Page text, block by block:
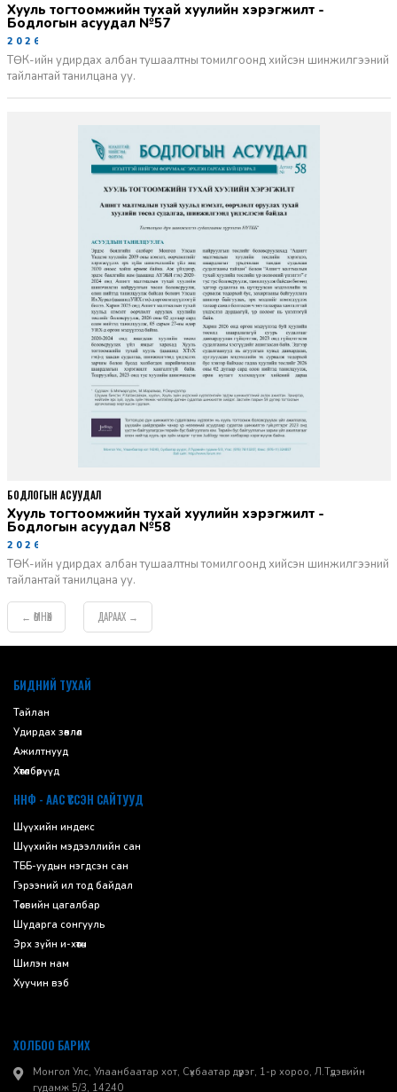
Хууль тогтоомжийн тухай хуулийн хэрэгжилт -
Бодлогын асуудал №57
2026-06-02
ТӨК-ийн удирдах албан тушаалтны томилгоонд хийсэн шинжилгээний
тайлантай танилцана уу.
Хууль тогтоомжийн тухай хуулийн хэрэгжилт -
Бодлогын асуудал №58
2026-06-02
ТӨК-ийн удирдах албан тушаалтны томилгоонд хийсэн шинжилгээний
тайлантай танилцана уу.
БОДЛОГЫН АСУУДАЛ
← ӨМНӨХ ДАРААХ →
БИДНИЙ ТУХАЙ
Тайлан
Удирдах зөвлөл
Ажилтнууд
Хөтөлбөрүүд
ННФ - ААС ҮҮССЭН САЙТУУД
Шүүхийн индекс
Шүүхийн мэдээллийн сан
ТББ-уудын нэгдсэн сан
Гэрээний ил тод байдал
Төсвийн цагалбар
Шударга сонгууль
Эрх зүйн и-хөтөч
Шилэн нам
Хуучин вэб
ХОЛБОО БАРИХ
Монгол Улс, Улаанбаатар хот, Сүхбаатар дүүрэг, 1-р хороо, ​Л.Түдэвийн
гудамж 5/3, 14240